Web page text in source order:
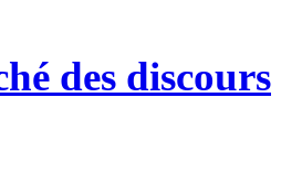
des discours